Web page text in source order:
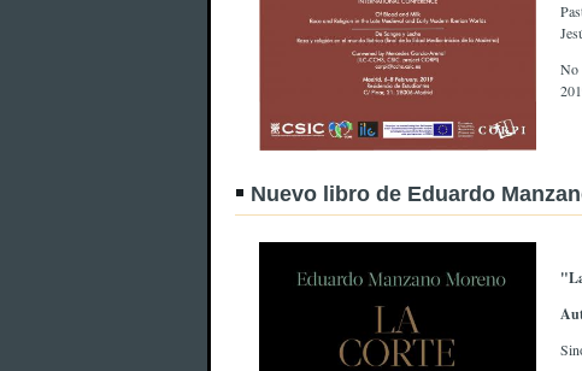
No
Nuevo libro de Eduardo